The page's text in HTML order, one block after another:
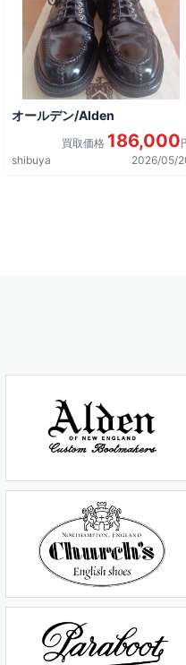
オールデン/Alden
買取価格 186,000
shibuya
2026/05/